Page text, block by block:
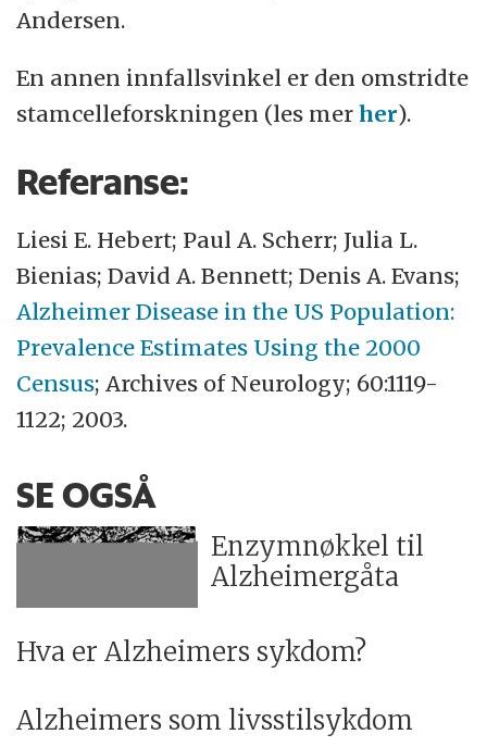
Andersen.
En annen innfallsvinkel er den omstridte
stamcelleforskningen (les merher).
Referanse:
Liesi E. Hebert; Paul A. Scherr; Julia L.
Bienias; David A. Bennett; Denis A. Evans;
Alzheimer Disease in the US Population:
Prevalence Estimates Using the 2000
Census; Archives of Neurology; 60:1119-
1122; 2003.
SE OGSÅ
Enzymnøkkel til
Alzheimergåta
Hva er Alzheimers sykdom?
Alzheimers som livsstilsykdom